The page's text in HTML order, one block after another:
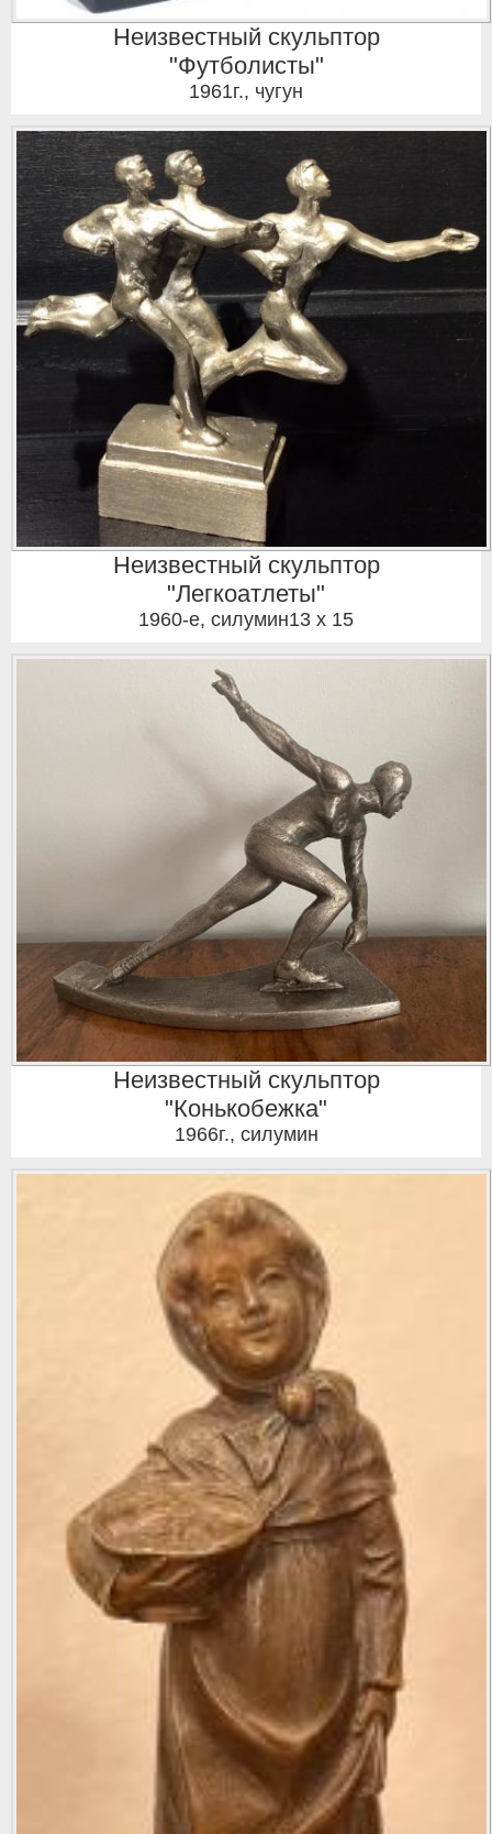
Неизвестный скульптор
"Футболисты"
1961г., чугун
Неизвестный скульптор
"Легкоатлеты"
1960-е, силумин13 x 15
Неизвестный скульптор
"Конькобежка"
1966г., силумин